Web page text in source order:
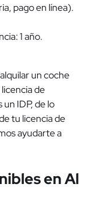
pago en línea).
1 año.
un coche
de
IDP, de lo
tu licencia de
ayudarte a
en Al